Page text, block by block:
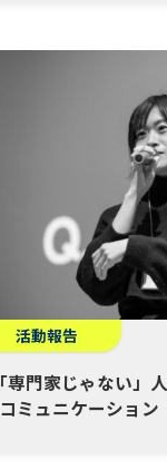
活動報告
「専門家じゃない」
コミュニケーション